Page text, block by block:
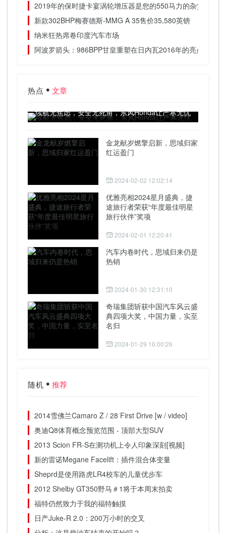
2019年的保时捷卡宴涡轮增压器是您的550马力的杂货店
新款302BHP梅赛德斯-MMG A 35售价35,580英镑
纳米狂热席卷印度汽车市场
阿波罗箭头：986BPP甘皇重塑在日内瓦2016年的亮点
热点 文章
续航无焦虑，安全无死角，东风Honda让严寒无忧
金龙献岁燃擎启新，思域归家
红运盈门
2024-02-02 12:02:14
优雅亮相2024星月盛典，捷
途旅行者荣获“年度最佳明星
旅行伙伴”奖项
2024-02-01 12:20:41
汽车内卷时代，思域归来仍是
热销
2024-01-30 12:31:10
奇瑞集团斩获中国汽车风云盛
典四项大奖，中国力量，实至
名归
2024-01-29 16:00:26
随机 推荐
2014雪佛兰Camaro Z / 28 First Drive [w / video]
奥迪Q8体育概念预览范围 - 顶部大型SUV
2013 Scion FR-S在测功机上令人印象深刻[视频]
新的雷诺Megane Facelift：插件混合体变量
Sheprd是使用路虎LR4校车的儿童优步车
2012 Shelby GT350野马＃1将于本周末拍卖
福特仍然致力于我的福特触摸
日产Juke-R 2.0：200万小时的交叉